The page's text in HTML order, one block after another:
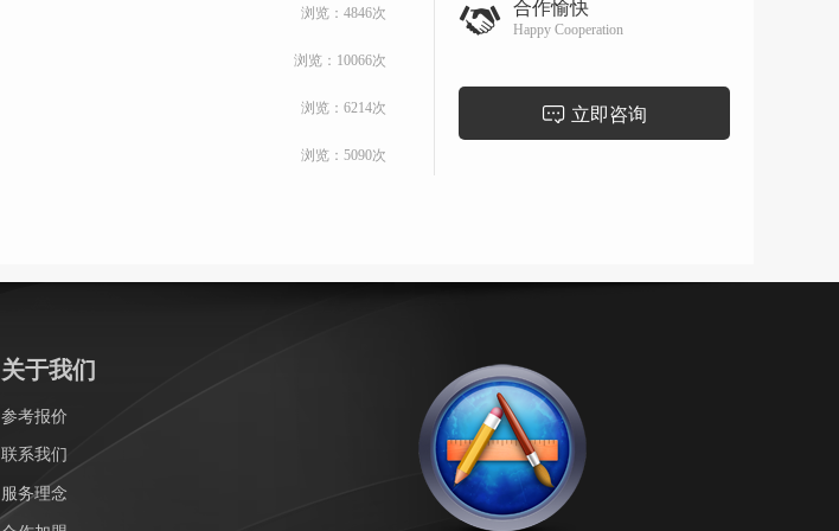
浏览：4846次
浏览：10066次
浏览：6214次
浏览：5090次
合作愉快
Happy Cooperation
立即咨询
关于我们
参考报价
联系我们
服务理念